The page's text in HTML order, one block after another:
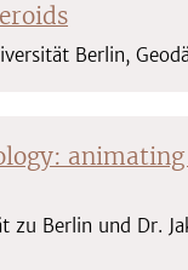
Berlin,
Berlin und Dr.